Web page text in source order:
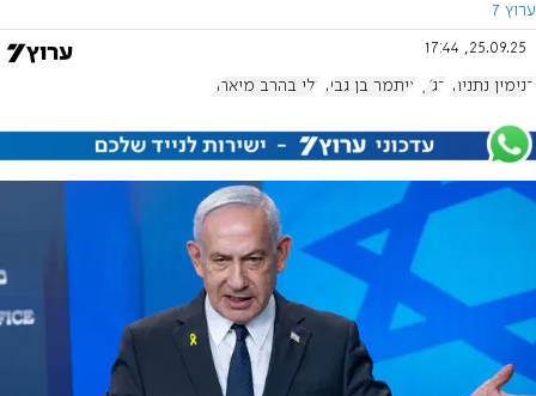
ערוץ 7
25.09.25, 17:44
בנימין נתניהו בג"ץ איתמר בן גביר גלי בהרב מיארה